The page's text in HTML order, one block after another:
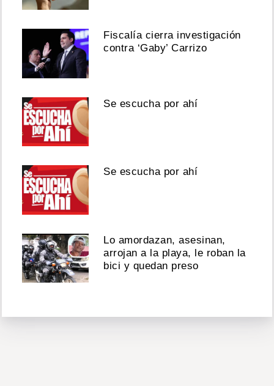
Fiscalía cierra investigación
contra ‘Gaby’ Carrizo
Se escucha por ahí
Se escucha por ahí
Lo amordazan, asesinan,
arrojan a la playa, le roban la
bici y quedan preso